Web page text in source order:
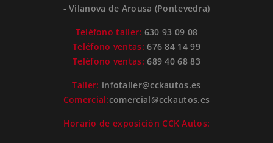
- Vilanova de Arousa (Pontevedra)
Teléfono taller: 630 93 09 08
Teléfono ventas: 676 84 14 99
Teléfono ventas: 689 40 68 83
Taller: infotaller@cckautos.es
Comercial:comercial@cckautos.es
Horario de exposición CCK Autos: